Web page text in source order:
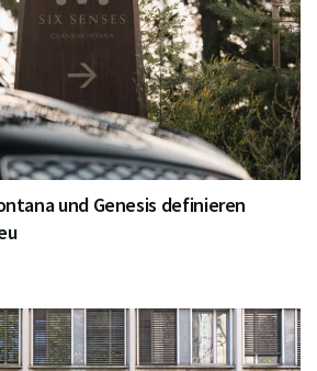
und Genesis definieren